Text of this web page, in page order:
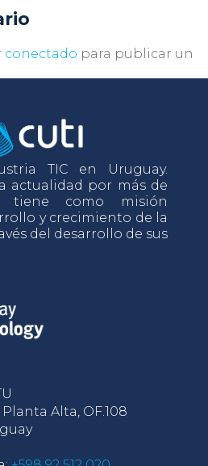
conectado para publicar un
TIC en Uruguay.
actualidad por más de
tiene como misión
y crecimiento de la
del desarrollo de sus
Alta, OF.108